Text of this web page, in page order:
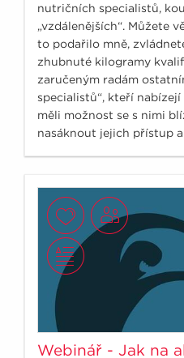
nutričních specialistů,
„vzdálenějších“. Můžete
to podařilo mně,
zhubnuté kilogramy
zaručeným radám
specialistů“, kteří
měli možnost se s nimi
nasáknout jejich přístup
Webinář - Jak na